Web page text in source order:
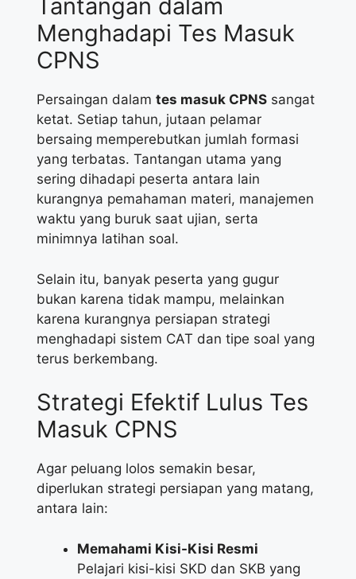
Tantangan dalam
Menghadapi Tes Masuk
CPNS
Persaingan dalam tes masuk CPNS sangat
ketat. Setiap tahun, jutaan pelamar
bersaing memperebutkan jumlah formasi
yang terbatas. Tantangan utama yang
sering dihadapi peserta antara lain
kurangnya pemahaman materi, manajemen
waktu yang buruk saat ujian, serta
minimnya latihan soal.
Selain itu, banyak peserta yang gugur
bukan karena tidak mampu, melainkan
karena kurangnya persiapan strategi
menghadapi sistem CAT dan tipe soal yang
terus berkembang.
Strategi Efektif Lulus Tes
Masuk CPNS
Agar peluang lolos semakin besar,
diperlukan strategi persiapan yang matang,
antara lain:
Memahami Kisi-Kisi Resmi
Pelajari kisi-kisi SKD dan SKB yang